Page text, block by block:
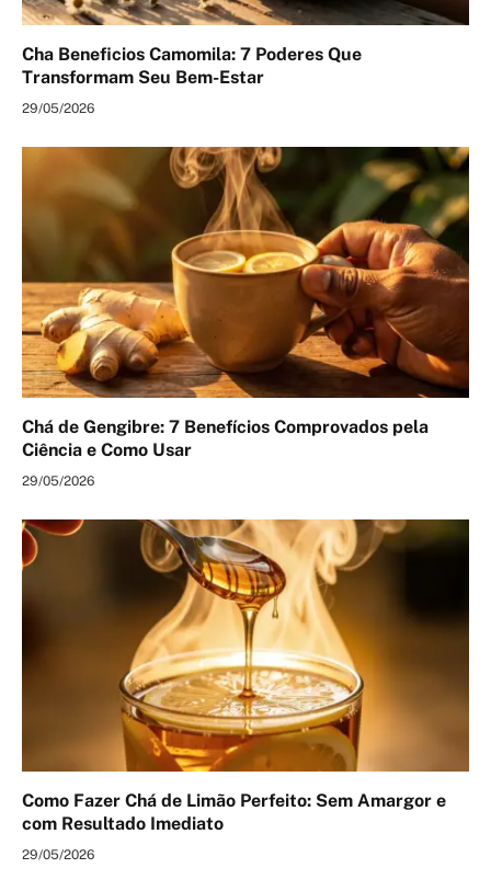
Cha Beneficios Camomila: 7 Poderes Que
Transformam Seu Bem-Estar
29/05/2026
Chá de Gengibre: 7 Benefícios Comprovados pela
Ciência e Como Usar
29/05/2026
Como Fazer Chá de Limão Perfeito: Sem Amargor e
com Resultado Imediato
29/05/2026